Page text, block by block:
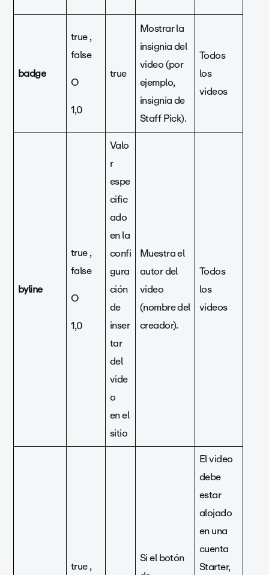
badge
true ,
false
O
1,0
true
Mostrar la
insignia del
video (por
ejemplo,
insignia de
Staff Pick).
Todos
los
videos
byline
true ,
false
O
1,0
Valo
r
espe
cific
ado
en la
confi
gura
ción
de
inser
tar
del
vide
o
en el
sitio
Muestra el
autor del
video
(nombre del
creador).
Todos
los
videos
true ,
Si el botón
El video
debe
estar
alojado
en una
cuenta
Starter,